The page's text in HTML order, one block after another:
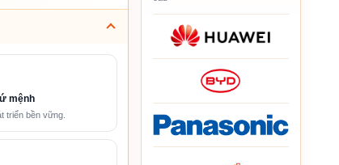
mệnh
triển bền vững.